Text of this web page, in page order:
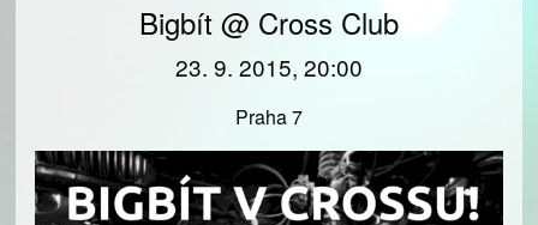
Bigbít @ Cross Club
23. 9. 2015, 20:00
Praha 7